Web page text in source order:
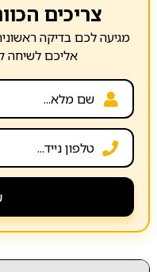
צריכים
מגיעה לכם בדיקה
אליכם